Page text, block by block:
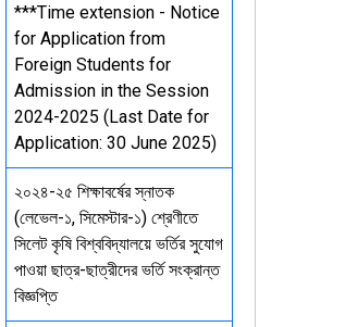
***Time extension - Notice
for Application from
Foreign Students for
Admission in the Session
2024-2025 (Last Date for
Application: 30 June 2025)
২০২৪-২৫ শিক্ষাবর্ষের স্নাতক
(লেভেল-১, সিমেস্টার-১) শ্রেণীতে
সিলেট কৃষি বিশ্ববিদ্যালয়ে ভর্তির সুযোগ
পাওয়া ছাত্র-ছাত্রীদের ভর্তি সংক্রান্ত
বিজ্ঞপ্তি